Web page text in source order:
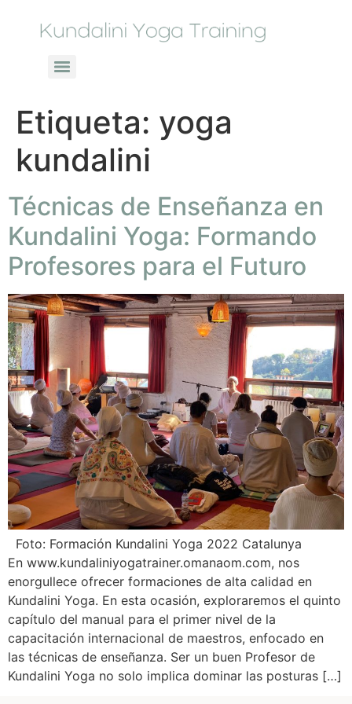
Etiqueta: yoga
kundalini
Técnicas de Enseñanza en
Kundalini Yoga: Formando
Profesores para el Futuro
Foto: Formación Kundalini Yoga 2022 Catalunya
En www.kundaliniyogatrainer.omanaom.com, nos
enorgullece ofrecer formaciones de alta calidad en
Kundalini Yoga. En esta ocasión, exploraremos el quinto
capítulo del manual para el primer nivel de la
capacitación internacional de maestros, enfocado en
las técnicas de enseñanza. Ser un buen Profesor de
Kundalini Yoga no solo implica dominar las posturas […]